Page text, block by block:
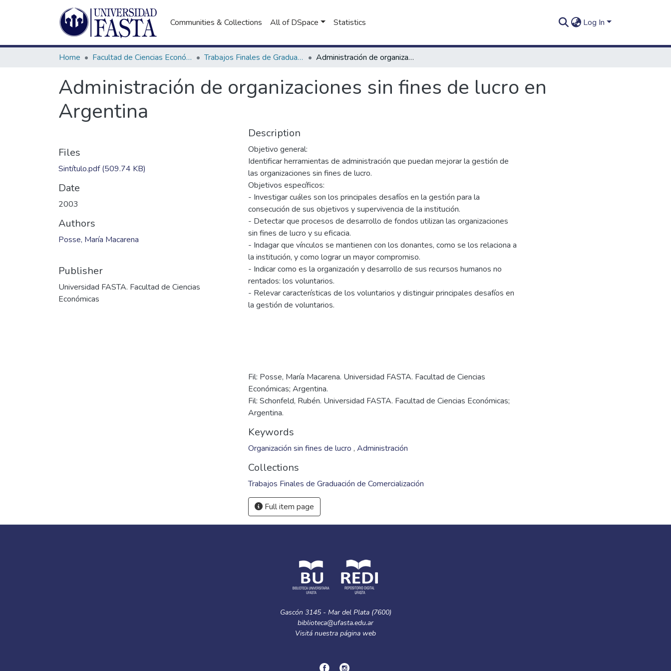
Communities & Collections All of DSpace Statistics Log In
Home Facultad de Ciencias Económicas Trabajos Finales de Graduación de Comercialización Administración de organizaciones sin fines de lucro en Argentina
Administración de organizaciones sin fines de lucro en
Argentina
Files
Sintítulo.pdf(509.74 KB)
Date
2003
Authors
Posse, María Macarena
Publisher
Universidad FASTA. Facultad de Ciencias
Económicas
Description
Objetivo general:
Identificar herramientas de administración que puedan mejorar la gestión de
las organizaciones sin fines de lucro.
Objetivos específicos:
- Investigar cuáles son los principales desafíos en la gestión para la
consecución de sus objetivos y supervivencia de la institución.
- Detectar que procesos de desarrollo de fondos utilizan las organizaciones
sin fines de lucro y su eficacia.
- Indagar que vínculos se mantienen con los donantes, como se los relaciona a
la institución, y como lograr un mayor compromiso.
- Indicar como es la organización y desarrollo de sus recursos humanos no
rentados: los voluntarios.
- Relevar características de los voluntarios y distinguir principales desafíos en
la gestión de voluntarios.
Fil: Posse, María Macarena. Universidad FASTA. Facultad de Ciencias
Económicas; Argentina.
Fil: Schonfeld, Rubén. Universidad FASTA. Facultad de Ciencias Económicas;
Argentina.
Keywords
Organización sin fines de lucro , Administración
Collections
Trabajos Finales de Graduación de Comercialización
Full item page
Gascón 3145 - Mar del Plata (7600)
biblioteca@ufasta.edu.ar
Visitá nuestra página web